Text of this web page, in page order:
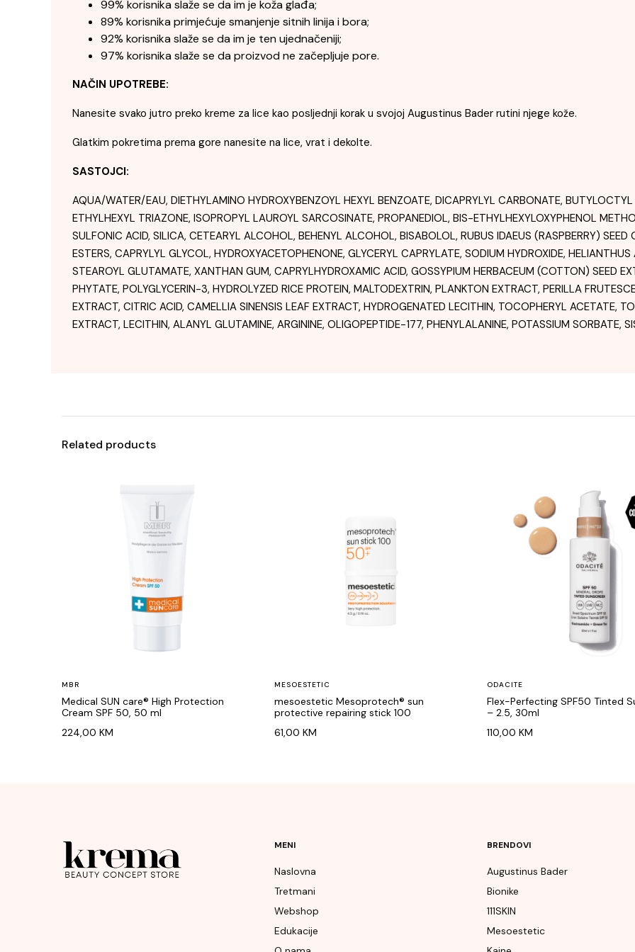
99% korisnika slaže se da im je koža glađa;
89% korisnika primjećuje smanjenje sitnih linija i bora;
92% korisnika slaže se da im je ten ujednačeniji;
97% korisnika slaže se da proizvod ne začepljuje pore.
NAČIN UPOTREBE:
Nanesite svako jutro preko kreme za lice kao posljednji korak u svojoj Augustinus Bader rutini njege kože.
Glatkim pokretima prema gore nanesite na lice, vrat i dekolte.
SASTOJCI:
AQUA/WATER/EAU, DIETHYLAMINO HYDROXYBENZOYL HEXYL BENZOATE, DICAPRYLYL CARBONATE,
ETHYLHEXYL TRIAZONE, ISOPROPYL LAUROYL SARCOSINATE, PROPANEDIOL, BIS-ETHYLHEXYLOXYPHENOL
SULFONIC ACID, SILICA, CETEARYL ALCOHOL, BEHENYL ALCOHOL, BISABOLOL, RUBUS IDAEUS (RASPBERRY) SEED
ESTERS, CAPRYLYL GLYCOL, HYDROXYACETOPHENONE, GLYCERYL CAPRYLATE, SODIUM HYDROXIDE,
STEAROYL GLUTAMATE, XANTHAN GUM, CAPRYLHYDROXAMIC ACID, GOSSYPIUM HERBACEUM (COTTON) SEED
PHYTATE, POLYGLYCERIN-3, HYDROLYZED RICE PROTEIN, MALTODEXTRIN, PLANKTON EXTRACT, PERILLA
EXTRACT, CITRIC ACID, CAMELLIA SINENSIS LEAF EXTRACT, HYDROGENATED LECITHIN, TOCOPHERYL ACETATE,
EXTRACT, LECITHIN, ALANYL GLUTAMINE, ARGININE, OLIGOPEPTIDE-177, PHENYLALANINE, POTASSIUM SORBATE,
Related products
MBR
Medical SUN care® High Protection
Cream SPF 50, 50 ml
224,00 KM
MESOESTETIC
mesoestetic Mesoprotech® sun
protective repairing stick 100
61,00 KM
ODACITE
Flex-Perfecting SPF50 Tinted
– 2.5, 30ml
110,00 KM
MENI
Naslovna
Tretmani
Webshop
Edukacije
BRENDOVI
Augustinus Bader
Bionike
111SKIN
Mesoestetic